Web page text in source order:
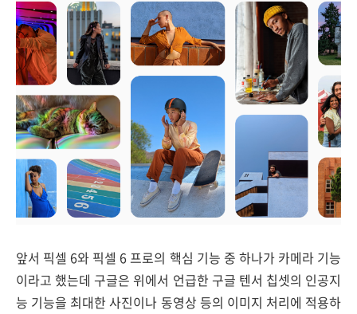
앞서 픽셀 6와 픽셀 6 프로의 핵심 기능 중 하나가 카메라 기능
이라고 했는데 구글은 위에서 언급한 구글 텐서 칩셋의 인공지
능 기능을 최대한 사진이나 동영상 등의 이미지 처리에 적용하